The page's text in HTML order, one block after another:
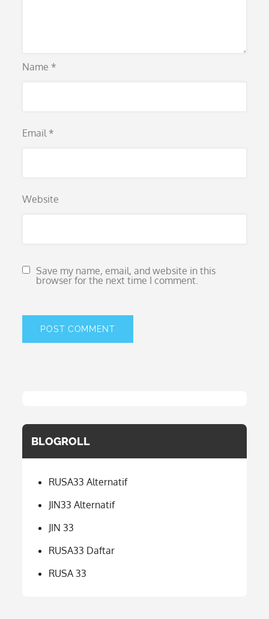
Name *
Email *
Website
Save my name, email, and website in this
browser for the next time I comment.
BLOGROLL
RUSA33 Alternatif
JIN33 Alternatif
JIN 33
RUSA33 Daftar
RUSA 33